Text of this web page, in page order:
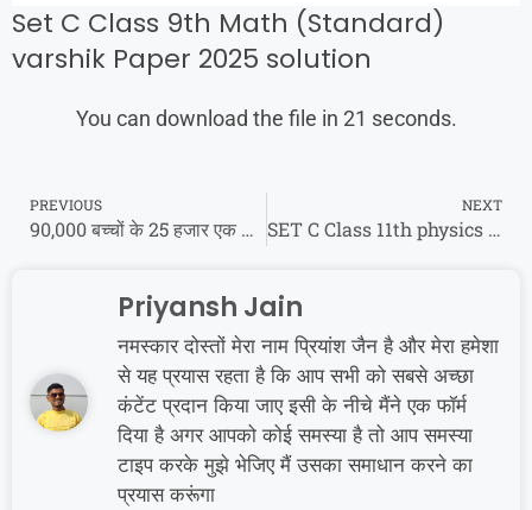
Set C Class 9th Math (Standard)
varshik Paper 2025 solution
You can download the file in 20 seconds.
PREVIOUS
90,000 बच्चों के 25 हजार एक क्लिक में खाते में || Mp Laptop Yojana 2025 CM Mohan Yadav Latest Update
NEXT
SET C Class 11th physics varshik Paper 2025 : कक्षा 11वी भौतिक शास्त्र वार्षिक पेपर 2025
Priyansh Jain
नमस्कार दोस्तों मेरा नाम प्रियांश जैन है और मेरा हमेशा
से यह प्रयास रहता है कि आप सभी को सबसे अच्छा
कंटेंट प्रदान किया जाए इसी के नीचे मैंने एक फॉर्म
दिया है अगर आपको कोई समस्या है तो आप समस्या
टाइप करके मुझे भेजिए मैं उसका समाधान करने का
प्रयास करूंगा